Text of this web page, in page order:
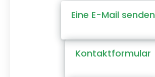
Eine E-Mail senden
Kontaktformular